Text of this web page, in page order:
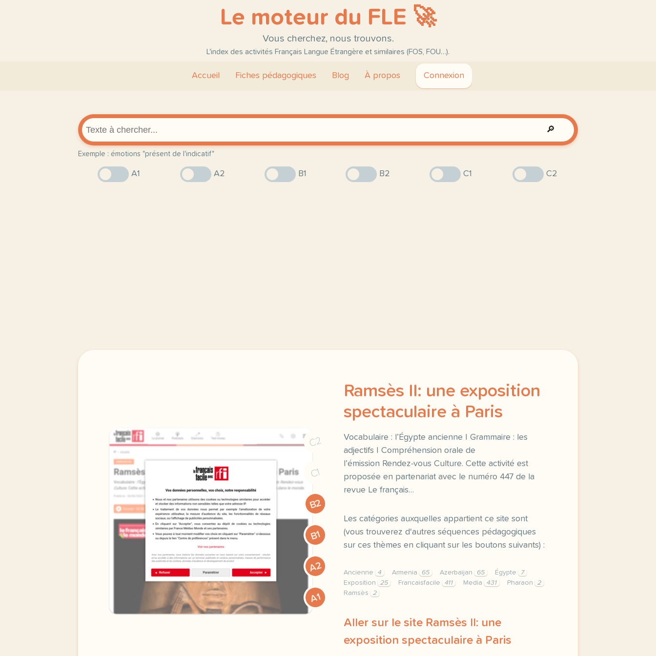
Le moteur du FLE 🚀
Vous cherchez, nous trouvons.
L'index des activités Français Langue Étrangère et similaires (FOS, FOU…).
Accueil Fiches pédagogiques Blog À propos Connexion
🔎
Exemple : émotions "présent de l'indicatif"
A1 A2 B1 B2 C1 C2
C2
C1
B2
B1
A2
A1
Ramsès II: une exposition
spectaculaire à Paris
Vocabulaire : l’Égypte ancienne | Grammaire : les
adjectifs | Compréhension orale de
l’émission Rendez-vous Culture. Cette activité est
proposée en partenariat avec le numéro 447 de la
revue Le français…
Les catégories auxquelles appartient ce site sont
(vous trouverez d'autres séquences pédagogiques
sur ces thèmes en cliquant sur les boutons suivants) :
Ancienne 4 Armenia 65 Azerbaijan 65 Égypte
7
Exposition
25 Francaisfacile 411 Media 431 Pharaon
2
Ramsès
2
Aller sur le site Ramsès II: une
exposition spectaculaire à Paris